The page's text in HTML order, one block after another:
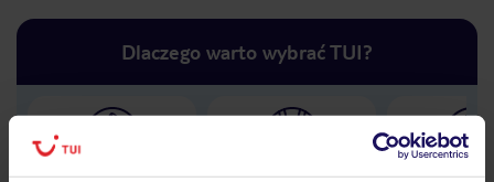
Dlaczego warto wybrać TUI?